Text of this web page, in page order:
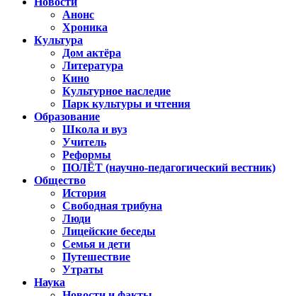
Анонс
Хроника
Культура
Дом актёра
Литература
Кино
Культурное наследие
Парк культуры и чтения
Образование
Школа и вуз
Учитель
Реформы
ПОЛЁТ (научно-педагогический вестник)
Общество
История
Свободная трибуна
Люди
Лицейские беседы
Семья и дети
Путешествие
Утраты
Наука